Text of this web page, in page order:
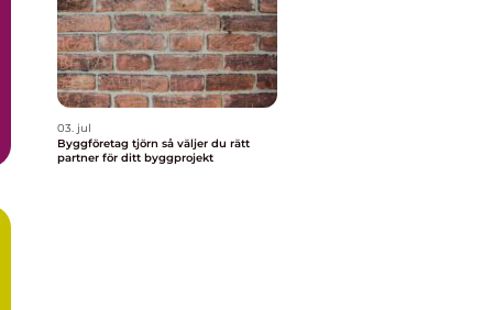
03. jul
Byggföretag tjörn så väljer du rätt
partner för ditt byggprojekt